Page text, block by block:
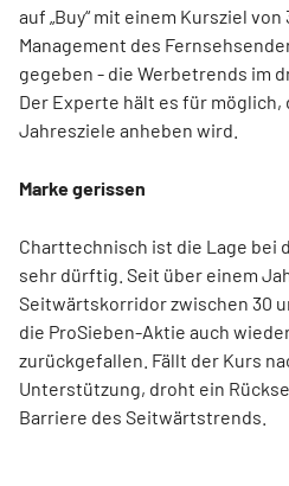
auf „Buy“ mit einem Kursziel
Management des
gegeben - die Werbetrends im
Der Experte hält es für möglich,
Jahresziele anheben wird.
Marke gerissen
Charttechnisch ist die Lage bei
sehr dürftig. Seit über einem
Seitwärtskorridor zwischen 30
die ProSieben-Aktie auch
zurückgefallen. Fällt der Kurs
Unterstützung, droht ein
Barriere des Seitwärtstrends.